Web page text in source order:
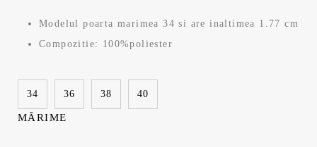
u
l
u
l
Modelul poarta marimea 34 si are inaltimea 1.77 cm
Compozitie: 100%poliester
34 36 38 40
MĂRIME